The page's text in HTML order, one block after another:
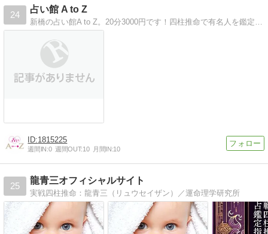
24
占い館 A to Z
新橋の占い館A to Z。20分3000円です！四柱推命で有名人を鑑定！毎日更新しています！
1815225
週間IN:0 週間OUT:10 月間IN:10
25
龍青三オフィシャルサイト
実戦四柱推命：龍青三（リュウセイザン）／運命理学研究所